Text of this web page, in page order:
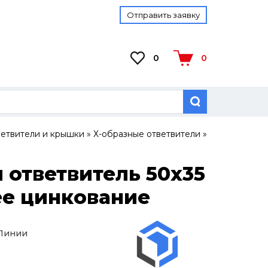
Отправить заявку
0 0
и крышки » Х-образные ответвители »
50х35
цинкование